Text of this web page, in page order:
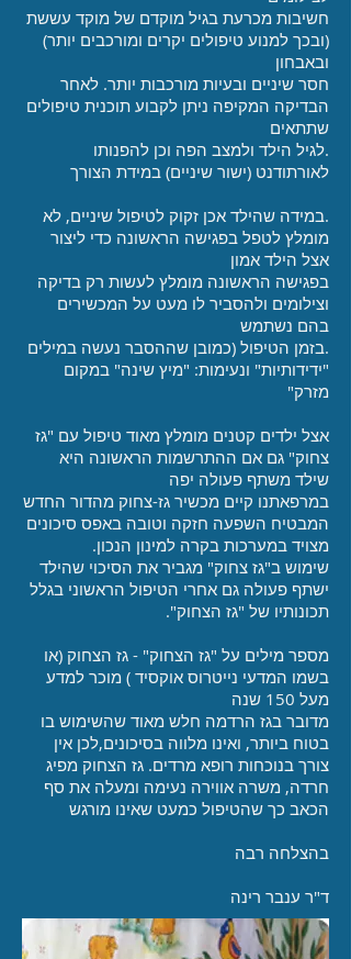
חשיבות מכרעת בגיל מוקדם של מוקד עששת
(ובכך למנוע טיפולים יקרים ומורכבים יותר)
ובאבחון
חסר שיניים ובעיות מורכבות יותר. לאחר
הבדיקה המקיפה ניתן לקבוע תוכנית טיפולים
שתתאים
.לגיל הילד ולמצב הפה וכן להפנותו
לאורתודנט (ישור שיניים) במידת הצורך
.במידה שהילד אכן זקוק לטיפול שיניים, לא
מומלץ לטפל בפגישה הראשונה כדי ליצור
אצל הילד אמון
בפגישה הראשונה מומלץ לעשות רק בדיקה
וצילומים ולהסביר לו מעט על המכשירים
בהם נשתמש
.בזמן הטיפול (כמובן שההסבר נעשה במילים
"ידידותיות" ונעימות: "מיץ שינה" במקום
מזרק"
אצל ילדים קטנים מומלץ מאוד טיפול עם "גז
צחוק" גם אם ההתרשמות הראשונה היא
שילד משתף פעולה יפה
במרפאתנו קיים מכשיר גז-צחוק מהדור החדש
המבטיח השפעה חזקה וטובה באפס סיכונים
מצויד במערכות בקרה למינון הנכון.
שימוש ב"גז צחוק" מגביר את הסיכוי שהילד
ישתף פעולה גם אחרי הטיפול הראשוני בגלל
תכונותיו של "גז הצחוק".
מספר מילים על "גז הצחוק" - גז הצחוק (או
בשמו המדעי נייטרוס אוקסיד ) מוכר למדע
מעל 150 שנה
מדובר בגז הרדמה חלש מאוד שהשימוש בו
בטוח ביותר, ואינו מלווה בסיכונים,לכן אין
צורך בנוכחות רופא מרדים. גז הצחוק מפיג
חרדה, משרה אווירה נעימה ומעלה את סף
הכאב כך שהטיפול כמעט שאינו מורגש
בהצלחה רבה
ד"ר ענבר רינה